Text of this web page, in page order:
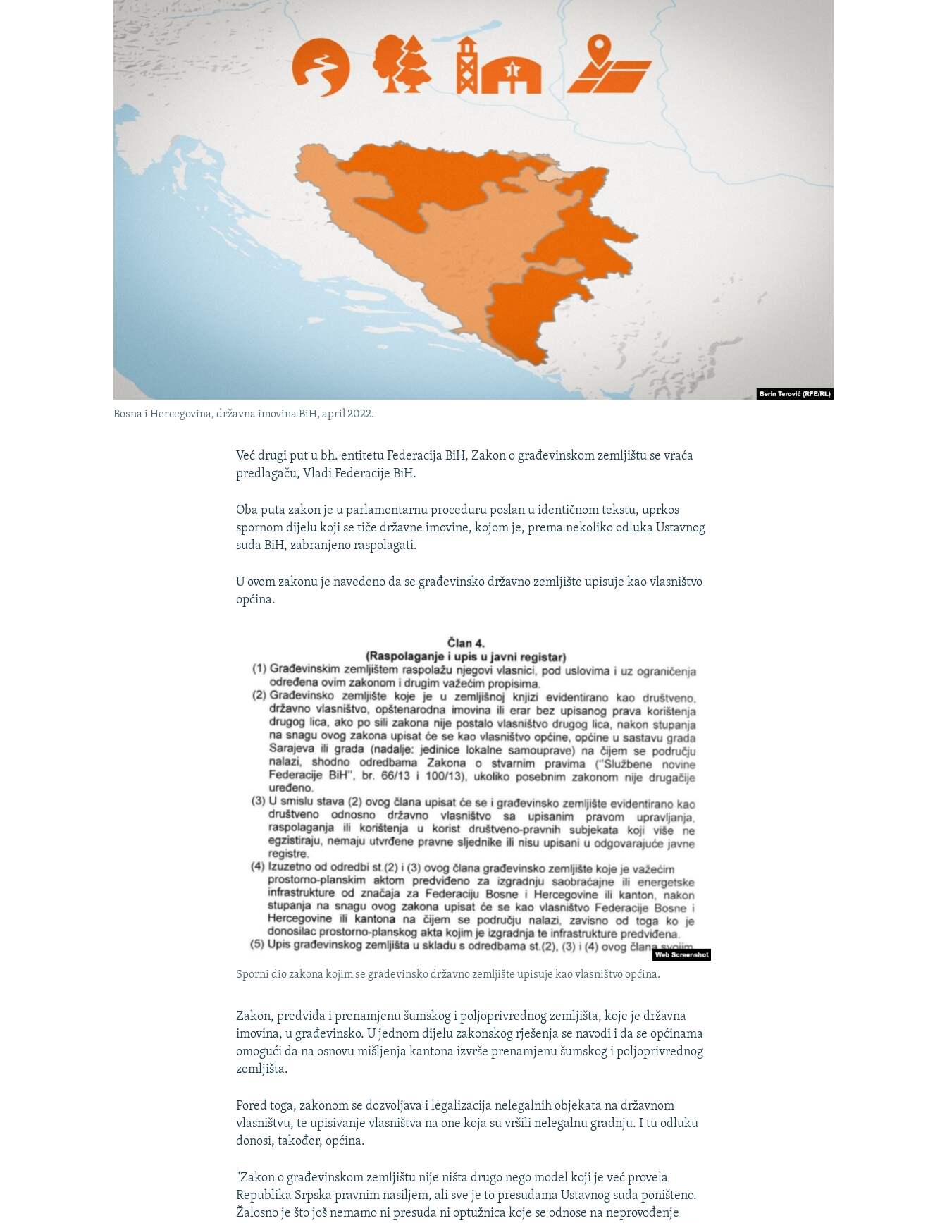
POPLAVE I KLIZIŠTA U BIH 2024.
Bosna i Hercegovina, državna imovina BiH, april 2022.
Već drugi put u bh. entitetu Federacija BiH, Zakon o građevinskom zemljištu se vraća
predlagaču, Vladi Federacije BiH.
Oba puta zakon je u parlamentarnu proceduru poslan u identičnom tekstu, uprkos
spornom dijelu koji se tiče državne imovine, kojom je, prema nekoliko odluka Ustavnog
suda BiH, zabranjeno raspolagati.
U ovom zakonu je navedeno da se građevinsko državno zemljište upisuje kao vlasništvo
općina.
Sporni dio zakona kojim se građevinsko državno zemljište upisuje kao vlasništvo općina.
Zakon, predviđa i prenamjenu šumskog i poljoprivrednog zemljišta, koje je državna
imovina, u građevinsko. U jednom dijelu zakonskog rješenja se navodi i da se općinama
omogući da na osnovu mišljenja kantona izvrše prenamjenu šumskog i poljoprivrednog
zemljišta.
Pored toga, zakonom se dozvoljava i legalizacija nelegalnih objekata na državnom
vlasništvu, te upisivanje vlasništva na one koja su vršili nelegalnu gradnju. I tu odluku
donosi, također, općina.
"Zakon o građevinskom zemljištu nije ništa drugo nego model koji je već provela
Republika Srpska pravnim nasiljem, ali sve je to presudama Ustavnog suda poništeno.
Žalosno je što još nemamo ni presuda ni optužnica koje se odnose na neprovođenje